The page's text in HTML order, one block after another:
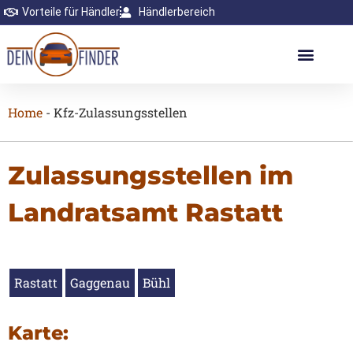
Vorteile für Händler Händlerbereich
Home - Kfz-Zulassungsstellen
Zulassungsstellen im
Landratsamt Rastatt
Rastatt Gaggenau Bühl
Karte: